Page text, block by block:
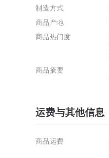
制造方式
商品产地
商品热门度
商品摘要
运费与其他信息
商品运费